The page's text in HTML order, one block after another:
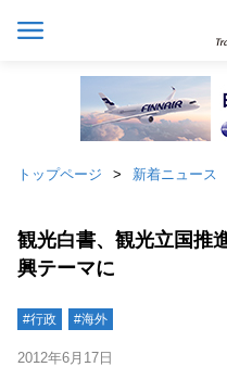
トップページ 新着ニュース
観光白書、観光立国推
興テーマに
#行政 #海外
2012年6月17日